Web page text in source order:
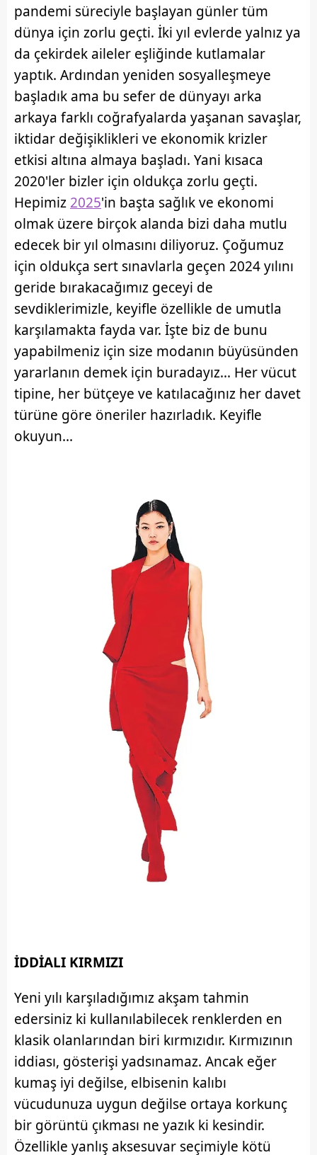
pandemi süreciyle başlayan günler tüm
dünya için zorlu geçti. İki yıl evlerde yalnız ya
da çekirdek aileler eşliğinde kutlamalar
yaptık. Ardından yeniden sosyalleşmeye
başladık ama bu sefer de dünyayı arka
arkaya farklı coğrafyalarda yaşanan savaşlar,
iktidar değişiklikleri ve ekonomik krizler
etkisi altına almaya başladı. Yani kısaca
2020'ler bizler için oldukça zorlu geçti.
Hepimiz 2025'in başta sağlık ve ekonomi
olmak üzere birçok alanda bizi daha mutlu
edecek bir yıl olmasını diliyoruz. Çoğumuz
için oldukça sert sınavlarla geçen 2024 yılını
geride bırakacağımız geceyi de
sevdiklerimizle, keyifle özellikle de umutla
karşılamakta fayda var. İşte biz de bunu
yapabilmeniz için size modanın büyüsünden
yararlanın demek için buradayız... Her vücut
tipine, her bütçeye ve katılacağınız her davet
türüne göre öneriler hazırladık. Keyifle
okuyun...
İDDİALI KIRMIZI
Yeni yılı karşıladığımız akşam tahmin
edersiniz ki kullanılabilecek renklerden en
klasik olanlarından biri kırmızıdır. Kırmızının
iddiası, gösterişi yadsınamaz. Ancak eğer
kumaş iyi değilse, elbisenin kalıbı
vücudunuza uygun değilse ortaya korkunç
bir görüntü çıkması ne yazık ki kesindir.
Özellikle yanlış aksesuvar seçimiyle kötü